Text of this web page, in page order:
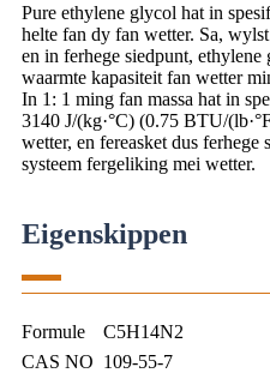
Pure ethylene glycol hat in
helte fan dy fan wetter. Sa,
en in ferhege siedpunt,
waarmte kapasiteit fan wetter
In 1: 1 ming fan massa hat in
3140 J/(kg·°C) (0.75 BTU/
wetter, en fereasket dus ferhege
systeem fergeliking mei wetter.
Eigenskippen
Formule
C5H14N2
CAS NO 109-55-7